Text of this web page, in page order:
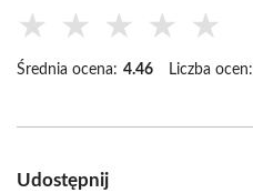
★ ★ ★ ★ ★
Średnia ocena: 4.46 Liczba ocen:
Udostępnij